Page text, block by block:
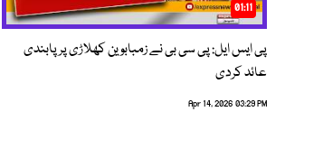
01:11
پی ایس ایل: پی سی بی نے زمبابوین کھلاڑی پر پابندی
عائد کردی
Apr 14, 2026 03:29 PM